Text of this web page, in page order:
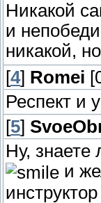
Никакой
и
никакой,
[4] Romei
Респект и
[5]
Ну, знаете
и